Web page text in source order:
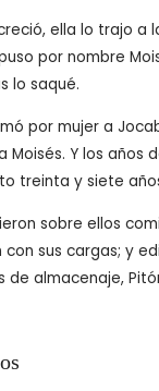
ella lo trajo a
por nombre
lo saqué.
por mujer a
Moisés. Y los años
treinta y siete
sobre ellos
sus cargas; y
de almacenaje,